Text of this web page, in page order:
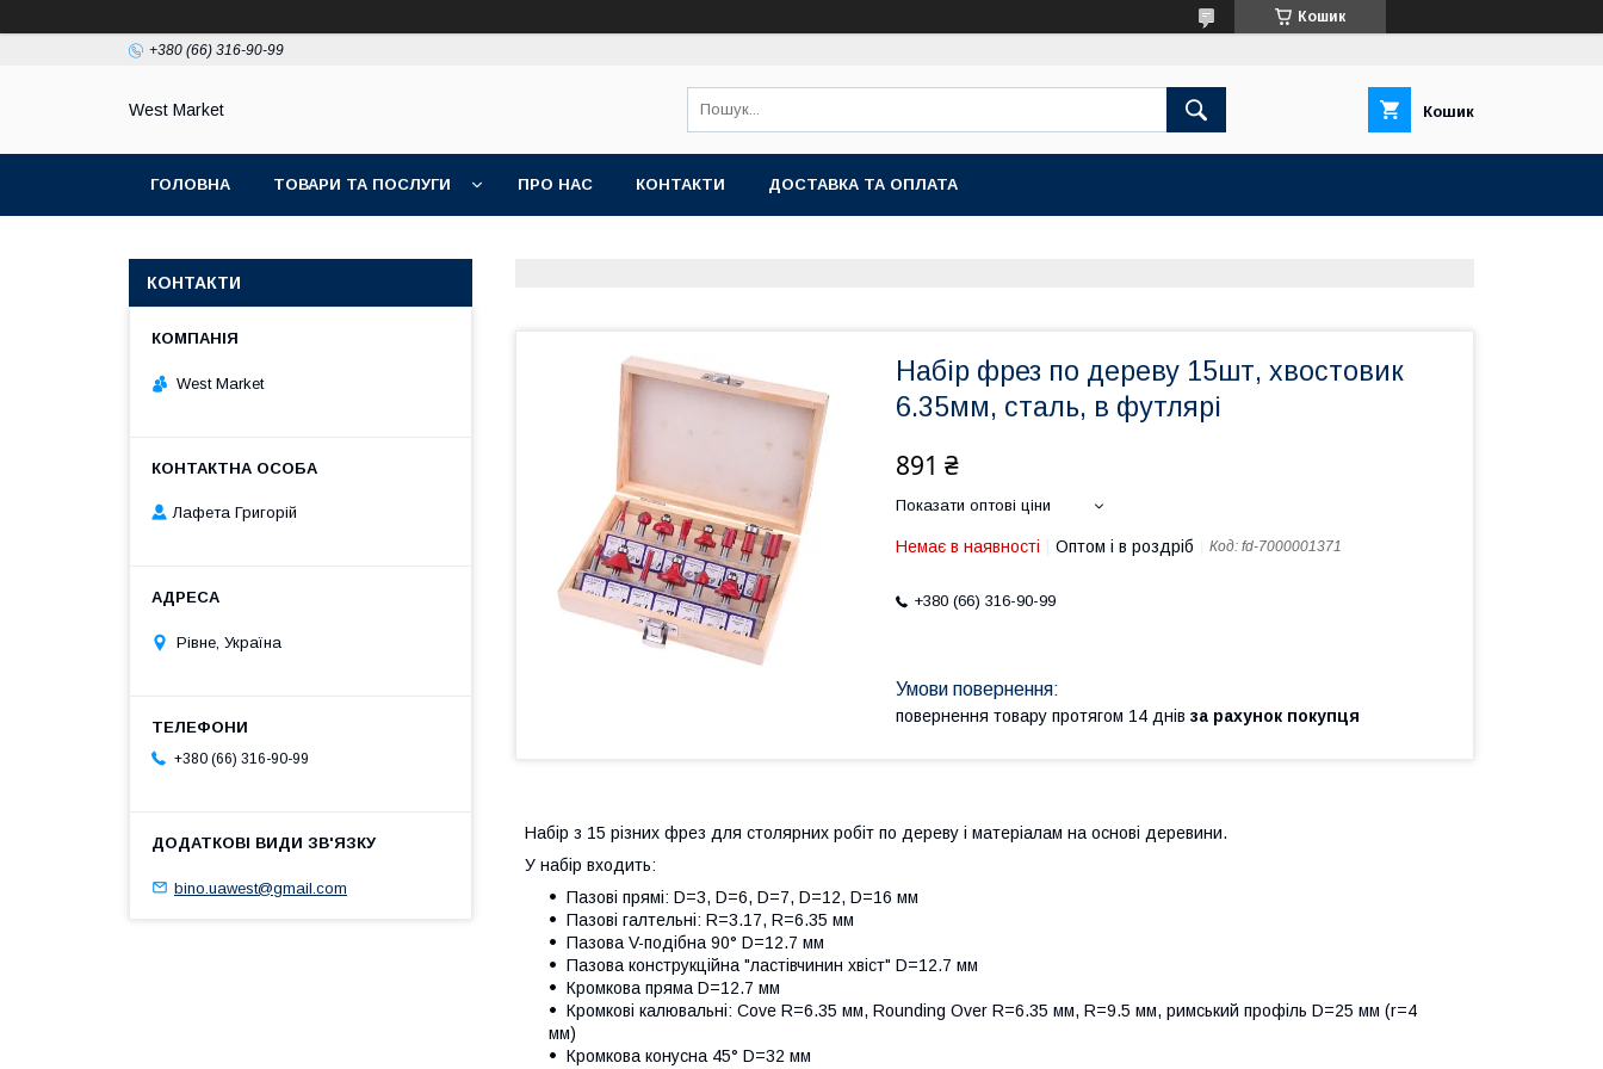
Кошик
+380 (66) 316-90-99
West Market Кошик
ГОЛОВНА ТОВАРИ ТА ПОСЛУГИ ПРО НАС КОНТАКТИ ДОСТАВКА ТА ОПЛАТА
Набір фрез по дереву 15шт, хвостовик
6.35мм, сталь, в футлярі
891 ₴
Показати оптові ціни
Немає в наявності Оптом і в роздріб Код: fd-7000001371
+380 (66) 316-90-99
повернення товару протягом 14 днів за рахунок покупця
Набір з 15 різних фрез для столярних робіт по дереву і матеріалам на основі деревини.
У набір входить:
Пазові прямі: D=3, D=6, D=7, D=12, D=16 мм
Пазові галтельні: R=3.17, R=6.35 мм
Пазова V-подібна 90° D=12.7 мм
Пазова конструкційна "ластівчинин хвіст" D=12.7 мм
Кромкова пряма D=12.7 мм
Кромкові калювальні: Cove R=6.35 мм, Rounding Over R=6.35 мм, R=9.5 мм, римський профіль D=25 мм (r=4
мм)
Кромкова конусна 45° D=32 мм
КОНТАКТИ
West Market
Лафета Григорій
Рівне, Україна
+380 (66) 316-90-99
bino.uawest@gmail.com